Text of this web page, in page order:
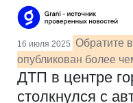
16 июля 2025 Обратите
опубликован более
ДТП в центре
столкнулся с